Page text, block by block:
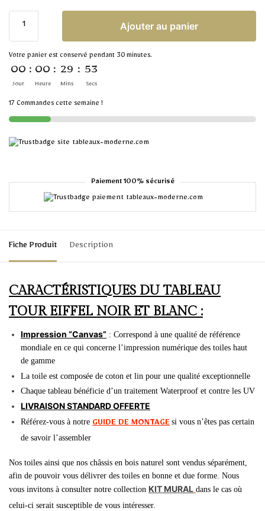
Ajouter au panier
Votre panier est conservé pendant 30 minutes.
00
Jour
: 00
Heure
: 29
Mins
: 53
Secs
17 Commandes cette semaine !
Paiement 100% sécurisé
Fiche Produit Description
CARACTÉRISTIQUES DU TABLEAU
TOUR EIFFEL NOIR ET BLANC :
Impression “Canvas” : Correspond à une qualité de référence
mondiale en ce qui concerne l’impression numérique des toiles haut
de gamme
La toile est composée de coton et lin pour une qualité exceptionnelle
Chaque tableau bénéficie d’un traitement Waterproof et contre les UV
LIVRAISON STANDARD OFFERTE
Référez-vous à notre GUIDE DE MONTAGE si vous n’êtes pas certain
de savoir l’assembler
Nos toiles ainsi que nos châssis en bois naturel sont vendus séparément,
afin de pouvoir vous délivrer des toiles en bonne et due forme. Nous
vous invitons à consulter notre collection KIT MURAL dans le cas où
celui-ci serait susceptible de vous intéresser.